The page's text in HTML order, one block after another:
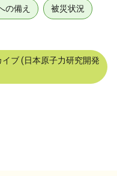
の備え 被災状況
ブ (日本原子力研究開発